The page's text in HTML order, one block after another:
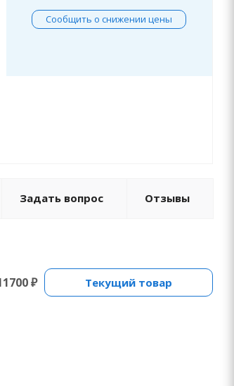
Сообщить о снижении цены
Задать вопрос Отзывы
₽ Текущий товар